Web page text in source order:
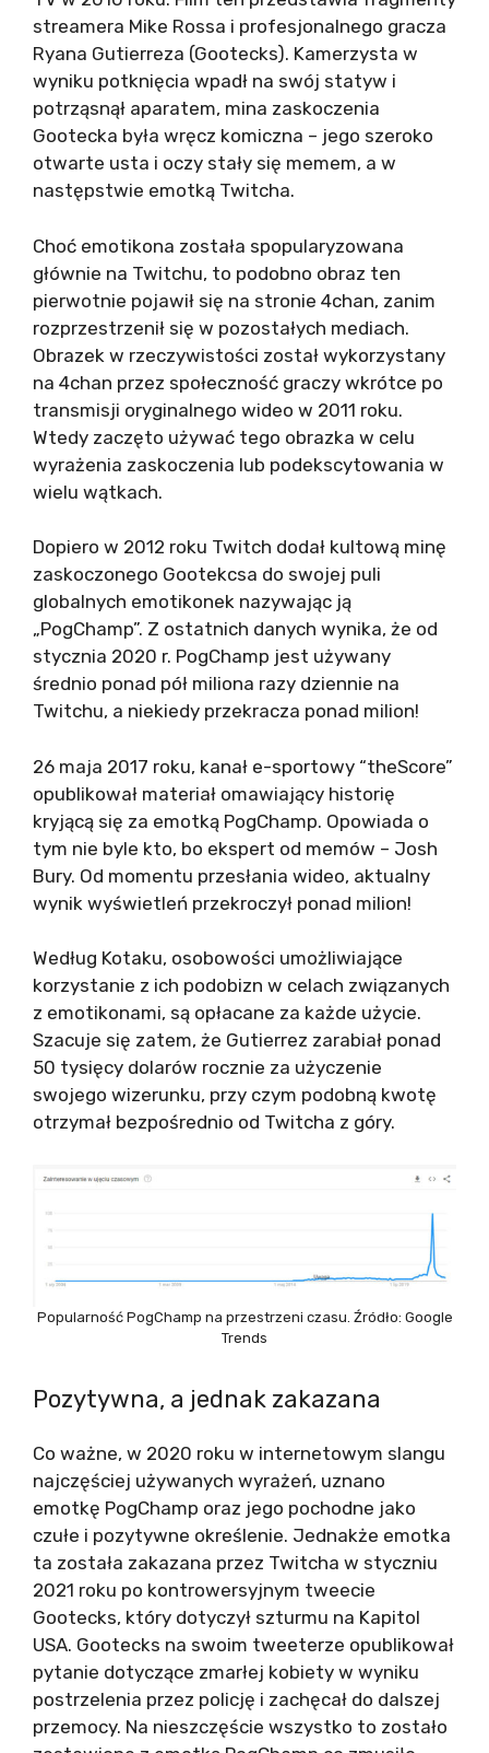
streamera Mike Rossa i profesjonalnego gracza
Ryana Gutierreza (Gootecks). Kamerzysta w
wyniku potknięcia wpadł na swój statyw i
potrząsnął aparatem, mina zaskoczenia
Gootecka była wręcz komiczna – jego szeroko
otwarte usta i oczy stały się memem, a w
następstwie emotką Twitcha.
Choć emotikona została spopularyzowana
głównie na Twitchu, to podobno obraz ten
pierwotnie pojawił się na stronie 4chan, zanim
rozprzestrzenił się w pozostałych mediach.
Obrazek w rzeczywistości został wykorzystany
na 4chan przez społeczność graczy wkrótce po
transmisji oryginalnego wideo w 2011 roku.
Wtedy zaczęto używać tego obrazka w celu
wyrażenia zaskoczenia lub podekscytowania w
wielu wątkach.
Dopiero w 2012 roku Twitch dodał kultową minę
zaskoczonego Gootekcsa do swojej puli
globalnych emotikonek nazywając ją
„PogChamp”. Z ostatnich danych wynika, że od
stycznia 2020 r. PogChamp jest używany
średnio ponad pół miliona razy dziennie na
Twitchu, a niekiedy przekracza ponad milion!
26 maja 2017 roku, kanał e-sportowy “theScore”
opublikował materiał omawiający historię
kryjącą się za emotką PogChamp. Opowiada o
tym nie byle kto, bo ekspert od memów – Josh
Bury. Od momentu przesłania wideo, aktualny
wynik wyświetleń przekroczył ponad milion!
Według Kotaku, osobowości umożliwiające
korzystanie z ich podobizn w celach związanych
z emotikonami, są opłacane za każde użycie.
Szacuje się zatem, że Gutierrez zarabiał ponad
50 tysięcy dolarów rocznie za użyczenie
swojego wizerunku, przy czym podobną kwotę
otrzymał bezpośrednio od Twitcha z góry.
Popularność PogChamp na przestrzeni czasu. Źródło: Google
Trends
Pozytywna, a jednak zakazana
Co ważne, w 2020 roku w internetowym slangu
najczęściej używanych wyrażeń, uznano
emotkę PogChamp oraz jego pochodne jako
czułe i pozytywne określenie. Jednakże emotka
ta została zakazana przez Twitcha w styczniu
2021 roku po kontrowersyjnym tweecie
Gootecks, który dotyczył szturmu na Kapitol
USA. Gootecks na swoim tweeterze opublikował
pytanie dotyczące zmarłej kobiety w wyniku
postrzelenia przez policję i zachęcał do dalszej
przemocy. Na nieszczęście wszystko to zostało